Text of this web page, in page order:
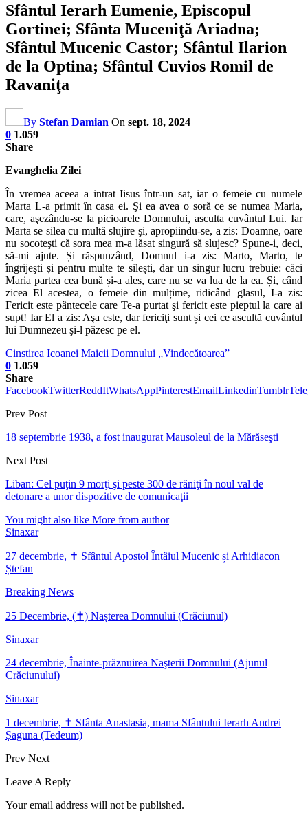
Sfântul Ierarh Eumenie, Episcopul
Gortinei; Sfânta Muceniţă Ariadna;
Sfântul Mucenic Castor; Sfântul Ilarion
de la Optina; Sfântul Cuvios Romil de
Ravaniţa
By Stefan Damian On sept. 18, 2024
0 1.059
Share
Evanghelia Zilei
În vremea aceea a intrat Iisus într-un sat, iar o femeie cu numele
Marta L-a primit în casa ei. Şi ea avea o soră ce se numea Maria,
care, aşezându-se la picioarele Domnului, asculta cuvântul Lui. Iar
Marta se silea cu multă slujire şi, apropiindu-se, a zis: Doamne, oare
nu socoteşti că sora mea m-a lăsat singură să slujesc? Spune-i, deci,
să-mi ajute. Și răspunzând, Domnul i-a zis: Marto, Marto, te
îngrijeşti și pentru multe te silești, dar un singur lucru trebuie: căci
Maria partea cea bună și-a ales, care nu se va lua de la ea. Și, când
zicea El acestea, o femeie din mulțime, ridicând glasul, I-a zis:
Fericit este pântecele care Te-a purtat şi fericit este pieptul la care ai
supt! Iar El a zis: Aşa este, dar fericiţi sunt și cei ce ascultă cuvântul
lui Dumnezeu şi-l păzesc pe el.
Cinstirea Icoanei Maicii Domnului „Vindecătoarea”
0 1.059
Share
FacebookTwitterReddItWhatsAppPinterestEmailLinkedinTumblr
Prev Post
18 septembrie 1938, a fost inaugurat Mausoleul de la Mărăseşti
Next Post
Liban: Cel puţin 9 morţi şi peste 300 de răniţi în noul val de
detonare a unor dispozitive de comunicaţii
You might also like More from author
Sinaxar
27 decembrie, ✝ Sfântul Apostol Întâiul Mucenic și Arhidiacon
Ștefan
Breaking News
25 Decembrie, (✝) Nașterea Domnului (Crăciunul)
Sinaxar
24 decembrie, Înainte-prăznuirea Naşterii Domnului (Ajunul
Crăciunului)
Sinaxar
1 decembrie, ✝ Sfânta Anastasia, mama Sfântului Ierarh Andrei
Șaguna (Tedeum)
Prev Next
Leave A Reply
Your email address will not be published.